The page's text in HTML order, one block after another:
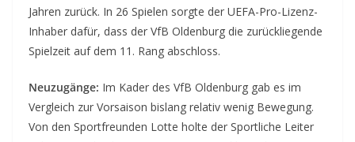
Jahren zurück. In 26 Spielen sorgte der UEFA-Pro-Lizenz-
Inhaber dafür, dass der VfB Oldenburg die zurückliegende
Spielzeit auf dem 11. Rang abschloss.
Neuzugänge: Im Kader des VfB Oldenburg gab es im
Vergleich zur Vorsaison bislang relativ wenig Bewegung.
Von den Sportfreunden Lotte holte der Sportliche Leiter